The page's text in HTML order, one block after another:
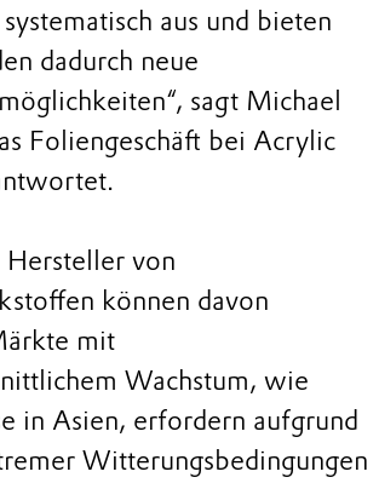
aus und bieten
dadurch neue
sagt Michael
Foliengeschäft bei Acrylic
Hersteller von
können davon
mit
Wachstum, wie
in Asien, erfordern aufgrund
Witterungsbedingungen